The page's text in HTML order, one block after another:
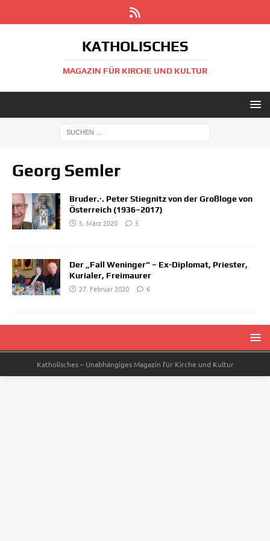
KATHOLISCHES
MAGAZIN FÜR KIRCHE UND KULTUR
Georg Semler
Bruder.·. Peter Stiegnitz von der Großloge von
Österreich (1936–2017)
5. März 2020
5
Der „Fall Weninger“ – Ex-Diplomat, Priester,
Kurialer, Freimaurer
27. Februar 2020
6
Katholisches – Unabhängiges Magazin für Kirche und Kultur